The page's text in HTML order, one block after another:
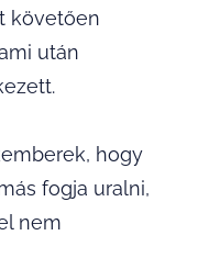
követően
után
hogy
fogja uralni,
nem